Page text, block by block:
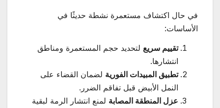
في حال اكتشاف مستعمرة نشطة حديثًا في
الأساسات:
تقييم سريع لتحديد حجم المستعمرة ومناطق
انتشارها.
تطبيق المبيدات الفورية لضمان القضاء على
النمل الأبيض قبل تفاقم الضرر.
عزل المنطقة المصابة لمنع انتشار الرمة لبقية